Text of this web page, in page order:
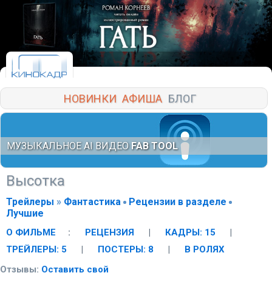
НОВИНКИ АФИША БЛОГ
МУЗЫКАЛЬНОЕ AI ВИДЕО FAB TOOL
Высотка
Трейлеры » Фантастика
Рецензии в разделе
Лучшие
О ФИЛЬМЕ : РЕЦЕНЗИЯ | КАДРЫ: 15
|
ТРЕЙЛЕРЫ: 5
| ПОСТЕРЫ: 8 |
В РОЛЯХ
Отзывы: Оставить свой